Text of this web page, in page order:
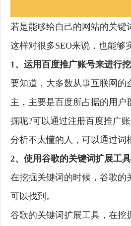
若是能够给自己的网站的关键
这样对很多SEO来说，也能够
1、运用百度推广账号来进行
要知道，大多数从事互联网的
主，主要是百度所占据的用
掘呢?可以通过注册百度推广
分析不太懂的人，可以通过词
2、使用谷歌的关键词扩展工具
在挖掘关键词的时候，谷歌的
可以找到。
谷歌的关键词扩展工具，在挖